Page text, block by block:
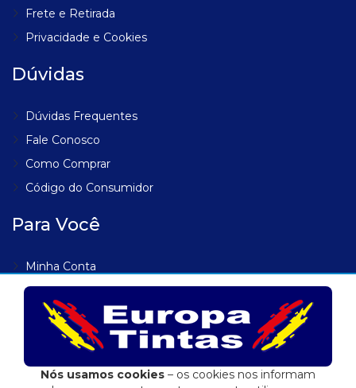
Frete e Retirada
Privacidade e Cookies
Dúvidas
Dúvidas Frequentes
Fale Conosco
Como Comprar
Código do Consumidor
Para Você
Minha Conta
Meus Endereços
Meus Pedidos
Lista de Desejos
Rastrear Pedido
Nós usamos cookies – os cookies nos informam